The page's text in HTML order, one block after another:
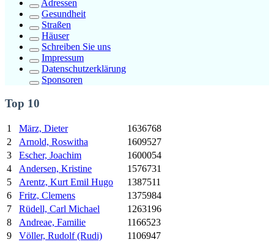
Adressen
Gesundheit
Straßen
Häuser
Schreiben Sie uns
Impressum
Datenschutzerklärung
Sponsoren
Top 10
1 März, Dieter
1636768
2
Arnold, Roswitha
1609527
3
Escher, Joachim
1600054
4
Andersen, Kristine
1576731
5
Arentz, KurtEmil Hugo
1387511
6
Fritz, Clemens
1375984
7
Rüdell, Carl Michael
1263196
8
Andreae, Familie
1166523
9
Völler, Rudolf (Rudi)
1106947